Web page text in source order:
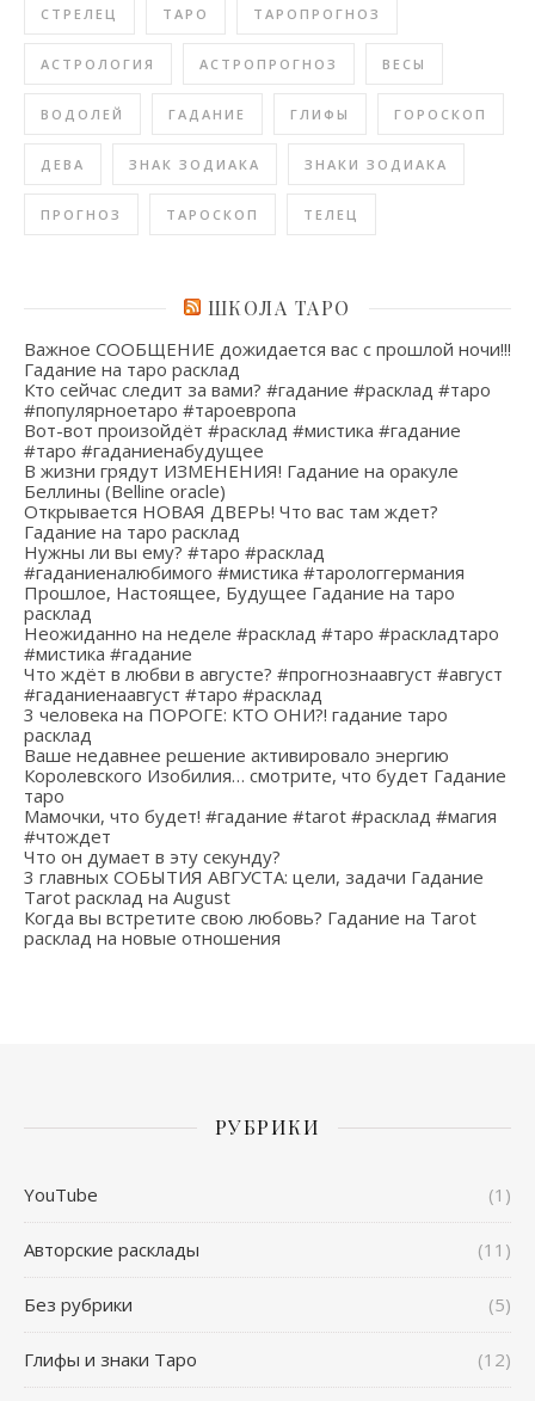
СТРЕЛЕЦ ТАРО ТАРОПРОГНОЗ
АСТРОЛОГИЯ АСТРОПРОГНОЗ ВЕСЫ
ВОДОЛЕЙ ГАДАНИЕ ГЛИФЫ ГОРОСКОП
ДЕВА ЗНАК ЗОДИАКА ЗНАКИ ЗОДИАКА
ПРОГНОЗ ТАРОСКОП ТЕЛЕЦ
ШКОЛА ТАРО
Важное СООБЩЕНИЕ дожидается вас с прошлой ночи!!!
Гадание на таро расклад
Кто сейчас следит за вами? #гадание #расклад #таро
#популярноетаро #тароевропа
Вот-вот произойдёт #расклад #мистика #гадание
#таро #гаданиенабудущее
В жизни грядут ИЗМЕНЕНИЯ! Гадание на оракуле
Беллины (Belline oracle)
Открывается НОВАЯ ДВЕРЬ! Что вас там ждет?
Гадание на таро расклад
Нужны ли вы ему? #таро #расклад
#гаданиеналюбимого #мистика #тарологгермания
Прошлое, Настоящее, Будущее Гадание на таро
расклад
Неожиданно на неделе #расклад #таро #раскладтаро
#мистика #гадание
Что ждёт в любви в августе? #прогнознаавгуст #август
#гаданиенаавгуст #таро #расклад
3 человека на ПОРОГЕ: КТО ОНИ?! гадание таро
расклад
Ваше недавнее решение активировало энергию
Королевского Изобилия… смотрите, что будет Гадание
таро
Мамочки, что будет! #гадание #tarot #расклад #магия
#чтождет
Что он думает в эту секунду?
3 главных СОБЫТИЯ АВГУСТА: цели, задачи Гадание
Tarot расклад на August
Когда вы встретите свою любовь? Гадание на Tarot
расклад на новые отношения
РУБРИКИ
YouTube (1)
Авторские расклады (11)
Без рубрики (5)
Глифы и знаки Таро (12)